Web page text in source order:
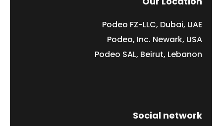
Podeo FZ-LLC, Dubai, UAE
Podeo, Inc. Newark, USA
Podeo SAL, Beirut, Lebanon
Social network